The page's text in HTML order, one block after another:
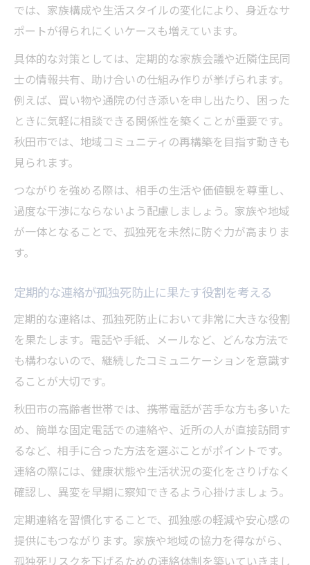
では、家族構成や生活スタイルの変化により、身近なサ
ポートが得られにくいケースも増えています。
具体的な対策としては、定期的な家族会議や近隣住民同
士の情報共有、助け合いの仕組み作りが挙げられます。
例えば、買い物や通院の付き添いを申し出たり、困った
ときに気軽に相談できる関係性を築くことが重要です。
秋田市では、地域コミュニティの再構築を目指す動きも
見られます。
つながりを強める際は、相手の生活や価値観を尊重し、
過度な干渉にならないよう配慮しましょう。家族や地域
が一体となることで、孤独死を未然に防ぐ力が高まりま
す。
定期的な連絡が孤独死防止に果たす役割を考える
定期的な連絡は、孤独死防止において非常に大きな役割
を果たします。電話や手紙、メールなど、どんな方法で
も構わないので、継続したコミュニケーションを意識す
ることが大切です。
秋田市の高齢者世帯では、携帯電話が苦手な方も多いた
め、簡単な固定電話での連絡や、近所の人が直接訪問す
るなど、相手に合った方法を選ぶことがポイントです。
連絡の際には、健康状態や生活状況の変化をさりげなく
確認し、異変を早期に察知できるよう心掛けましょう。
定期連絡を習慣化することで、孤独感の軽減や安心感の
提供にもつながります。家族や地域の協力を得ながら、
孤独死リスクを下げるための連絡体制を築いていきまし